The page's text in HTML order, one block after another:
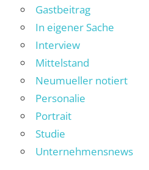
Gastbeitrag
In eigener Sache
Interview
Mittelstand
Neumueller notiert
Personalie
Portrait
Studie
Unternehmensnews